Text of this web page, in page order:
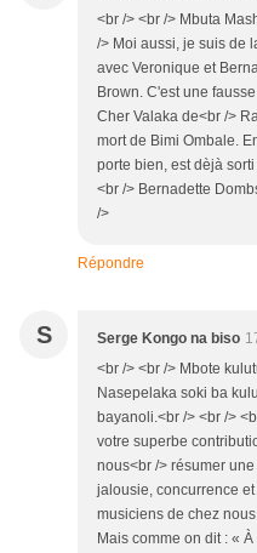
<br /> <br /> Mbuta
/> Moi aussi, je suis de
avec Veronique et
Brown. C'est une
Cher Valaka de<br />
mort de Bimi Ombale.
porte bien, est dèjà
<br /> Bernadette
/>
Répondre
S Serge Kongo na biso
<br /> <br /> Mbote
Nasepelaka soki ba
bayanoli.<br /> <br />
votre superbe
nous<br /> résumer
jalousie, concurrence
musiciens de chez
Mais comme on dit : «